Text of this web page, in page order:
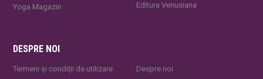
Yoga Magazin
Editura Venusiana
DESPRE NOI
Termeni și condiții de utilizare
Despre noi